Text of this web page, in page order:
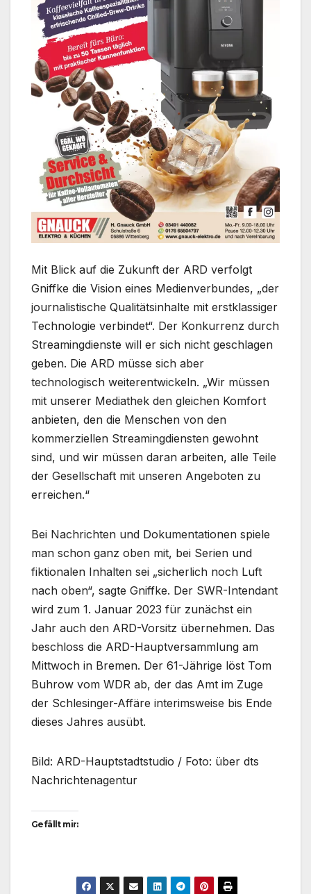
Mit Blick auf die Zukunft der ARD verfolgt
Gniffke die Vision eines Medienverbundes, „der
journalistische Qualitätsinhalte mit erstklassiger
Technologie verbindet“. Der Konkurrenz durch
Streamingdienste will er sich nicht geschlagen
geben. Die ARD müsse sich aber
technologisch weiterentwickeln. „Wir müssen
mit unserer Mediathek den gleichen Komfort
anbieten, den die Menschen von den
kommerziellen Streamingdiensten gewohnt
sind, und wir müssen daran arbeiten, alle Teile
der Gesellschaft mit unseren Angeboten zu
erreichen.“
Bei Nachrichten und Dokumentationen spiele
man schon ganz oben mit, bei Serien und
fiktionalen Inhalten sei „sicherlich noch Luft
nach oben“, sagte Gniffke. Der SWR-Intendant
wird zum 1. Januar 2023 für zunächst ein
Jahr auch den ARD-Vorsitz übernehmen. Das
beschloss die ARD-Hauptversammlung am
Mittwoch in Bremen. Der 61-Jährige löst Tom
Buhrow vom WDR ab, der das Amt im Zuge
der Schlesinger-Affäre interimsweise bis Ende
dieses Jahres ausübt.
Bild: ARD-Hauptstadtstudio / Foto: über dts
Nachrichtenagentur
Gefällt mir: